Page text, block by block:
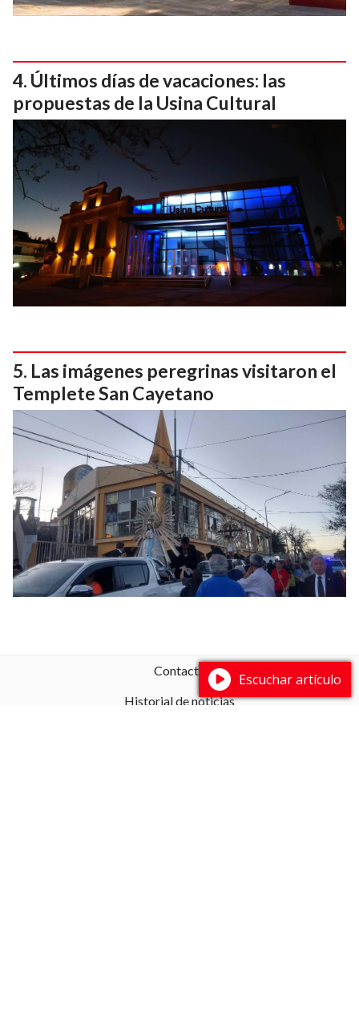
Últimos días de vacaciones: las
propuestas de la Usina Cultural
Las imágenes peregrinas visitaron el
Templete San Cayetano
Contacto
Historial de noticias
Escuchar artículo